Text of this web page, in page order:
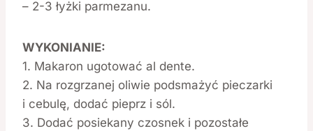
– 2-3 łyżki parmezanu.
WYKONIANIE:
1. Makaron ugotować al dente.
2. Na rozgrzanej oliwie podsmażyć pieczarki
i cebulę, dodać pieprz i sól.
3. Dodać posiekany czosnek i pozostałe